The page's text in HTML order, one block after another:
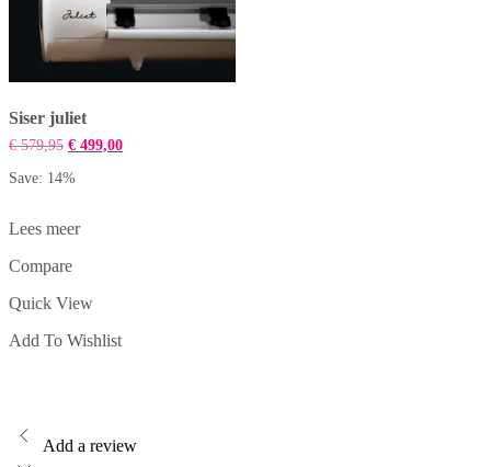
Siser juliet
€579,95 Oorspronkelijke
was:
€ 499,00Huidige
Save: 14%
Lees meer
Compare
Quick View
Add To Wishlist
Add a review